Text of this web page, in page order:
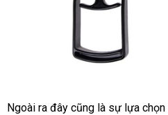
khách
Ngoài ra đây thảo
cũng là sự lựa chọn